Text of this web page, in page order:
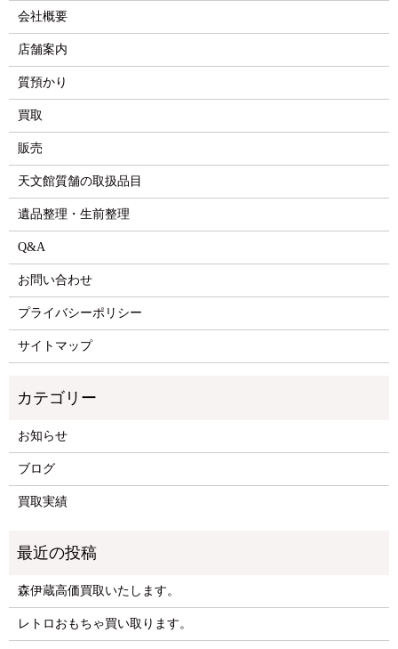
会社概要
店舗案内
質預かり
買取
販売
天文館質舗の取扱品目
遺品整理・生前整理
Q&A
お問い合わせ
プライバシーポリシー
サイトマップ
お知らせ
ブログ
買取実績
森伊蔵高価買取いたします。
レトロおもちゃ買い取ります。